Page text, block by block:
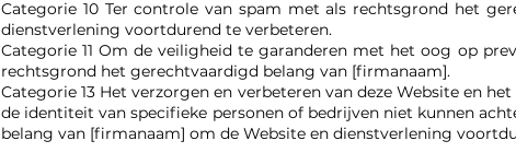
Categorie 10 Ter controle van spam met als rechtsgrond het
dienstverlening voortdurend te verbeteren.
Categorie 11 Om de veiligheid te garanderen met het oog op
rechtsgrond het gerechtvaardigd belang van [firmanaam].
Categorie 13 Het verzorgen en verbeteren van deze Website en
de identiteit van specifieke personen of bedrijven niet kunnen
belang van [firmanaam] om de Website en dienstverlening